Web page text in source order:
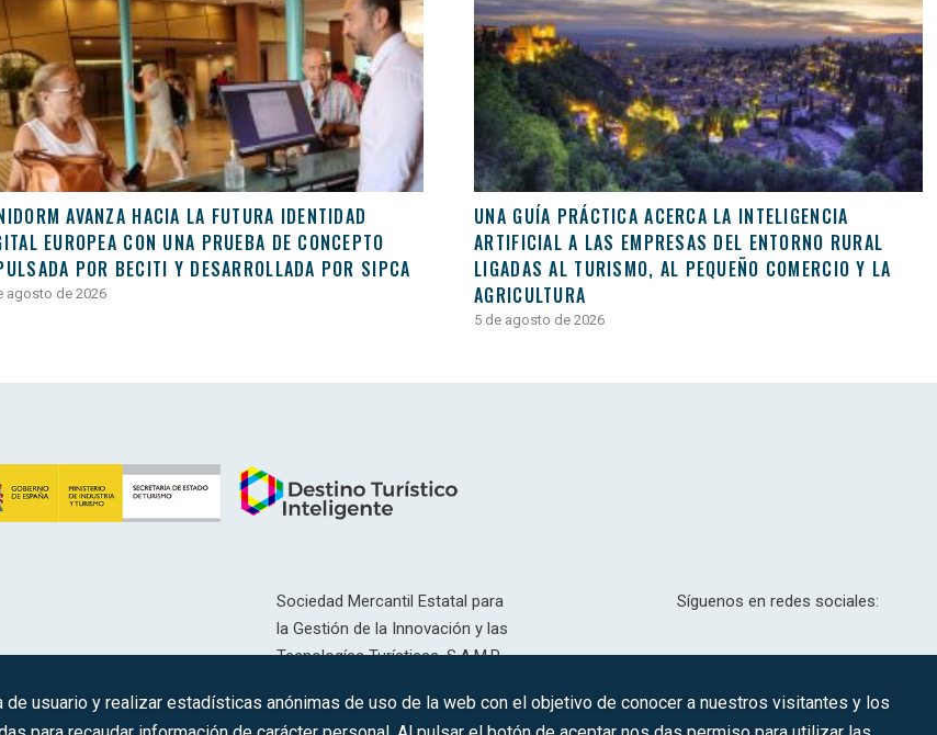
AVANZA HACIA LA FUTURA IDENTIDAD
EUROPEA CON UNA PRUEBA DE CONCEPTO
POR BECITI Y DESARROLLADA POR SIPCA
agosto de 2026
UNA GUÍA PRÁCTICA ACERCA LA INTELIGENCIA
ARTIFICIAL A LAS EMPRESAS DEL ENTORNO RURAL
LIGADAS AL TURISMO, AL PEQUEÑO COMERCIO Y LA
AGRICULTURA
5 de agosto de 2026
Sociedad Mercantil Estatal para
la Gestión de la Innovación y las
Tecnologías Turísticas, S.A.M.P.
Inscrita en el R.M. de Madrid, T,
12593, Se. 8, F. 129, H. 201.307.
Síguenos en redes sociales:
usuario y realizar estadísticas anónimas de uso de la web con el objetivo de conocer a nuestros visitantes y los